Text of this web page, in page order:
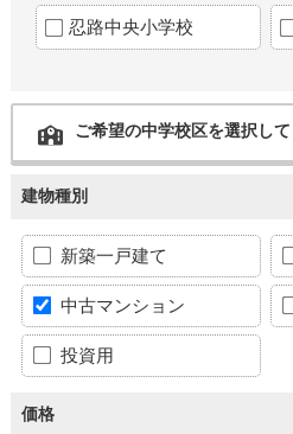
忍路中央小学校
ご希望の中学校区を選択し
建物種別
新築一戸建て
中古マンション
投資用
価格